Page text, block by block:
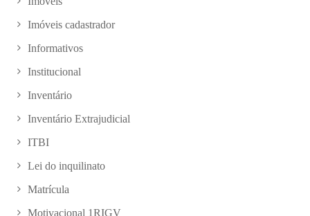
Imóveis cadastrador
Informativos
Institucional
Inventário
Inventário Extrajudicial
ITBI
Lei do inquilinato
Matrícula
Motivacional 1RIGV